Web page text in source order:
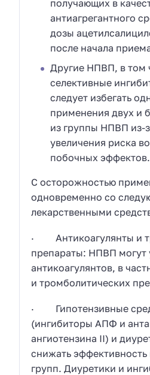
получающих в
антиагрегантного
дозы
после начала
Другие НПВП, в том
селективные
следует избегать
применения двух и
из группы НПВП из-
увеличения риска
побочных эффектов.
С осторожностью
одновременно со
лекарственными
· Антикоагулянты и
препараты: НПВП могут
антикоагулянтов, в
и тромболитических
· Гипотензивные
(ингибиторы АПФ и
ангиотензина II) и
снижать эффективность
групп. Диуретики и